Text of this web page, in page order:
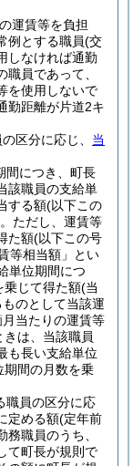
運賃等を負担
例とする職員(交
しなければ通勤
員であって、
を使用しないで
勤距離が片道2キ
区分に応じ、 当
につき、町長
該職員の支給単
する額(以下この
。 ただし、運賃等
た額(以下この号
等相当額」とい
単位期間につ
乗じて得た額(当
のとして当該運
当たりの運賃等
は、当該職員
も長い支給単位
間の月数を乗
員の区分に応
定める額(定年前
職員のうち、
て町長が規則で